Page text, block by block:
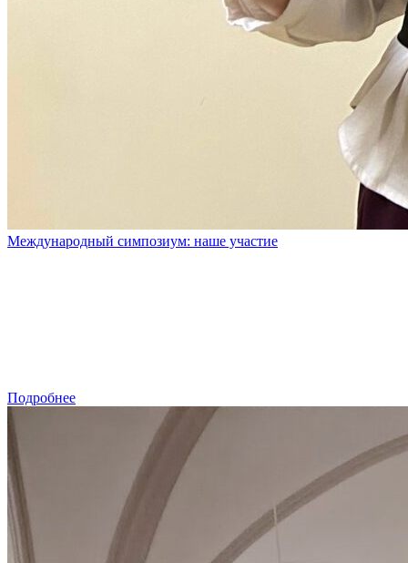
Международный симпозиум: наше участие
Подробнее